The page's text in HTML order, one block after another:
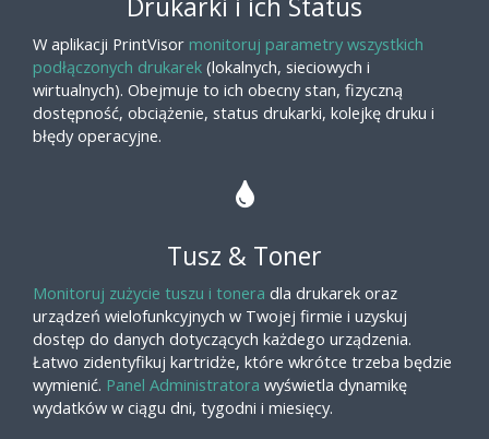
W aplikacji PrintVisor monitoruj parametry wszystkich
podłączonych drukarek (lokalnych, sieciowych i
wirtualnych). Obejmuje to ich obecny stan, fizyczną
dostępność, obciążenie, status drukarki, kolejkę druku i
błędy operacyjne.
Tusz & Toner
Monitoruj zużycie tuszu i tonera dla drukarek oraz
urządzeń wielofunkcyjnych w Twojej firmie i uzyskuj
dostęp do danych dotyczących każdego urządzenia.
Łatwo zidentyfikuj kartridże, które wkrótce trzeba będzie
wymienić. Panel Administratora wyświetla dynamikę
wydatków w ciągu dni, tygodni i miesięcy.